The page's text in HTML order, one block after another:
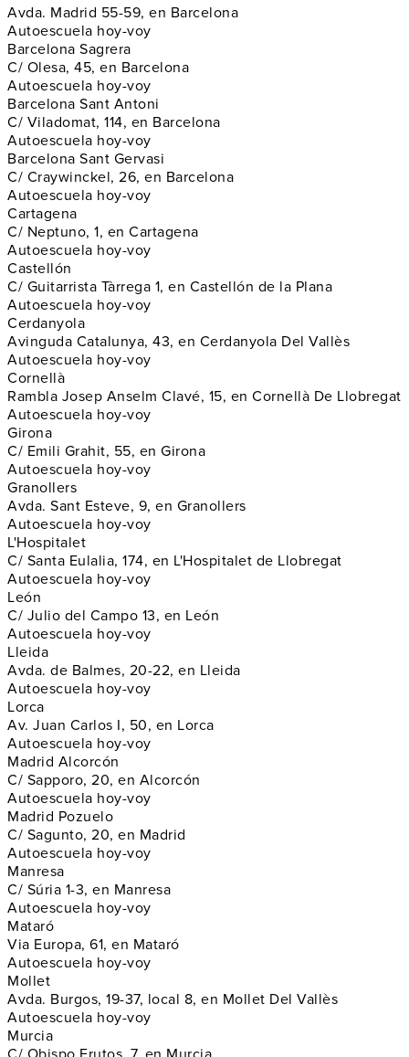
Avda. Madrid 55-59, en Barcelona
Autoescuela hoy-voy
Barcelona Sagrera
C/ Olesa, 45, en Barcelona
Autoescuela hoy-voy
Barcelona Sant Antoni
C/ Viladomat, 114, en Barcelona
Autoescuela hoy-voy
Barcelona Sant Gervasi
C/ Craywinckel, 26, en Barcelona
Autoescuela hoy-voy
Cartagena
C/ Neptuno, 1, en Cartagena
Autoescuela hoy-voy
Castellón
C/ Guitarrista Tàrrega 1, en Castellón de la Plana
Autoescuela hoy-voy
Cerdanyola
Avinguda Catalunya, 43, en Cerdanyola Del Vallès
Autoescuela hoy-voy
Cornellà
Rambla Josep Anselm Clavé, 15, en Cornellà De Llobregat
Autoescuela hoy-voy
Girona
C/ Emili Grahit, 55, en Girona
Autoescuela hoy-voy
Granollers
Avda. Sant Esteve, 9, en Granollers
Autoescuela hoy-voy
L'Hospitalet
C/ Santa Eulalia, 174, en L'Hospitalet de Llobregat
Autoescuela hoy-voy
León
C/ Julio del Campo 13, en León
Autoescuela hoy-voy
Lleida
Avda. de Balmes, 20-22, en Lleida
Autoescuela hoy-voy
Lorca
Av. Juan Carlos I, 50, en Lorca
Autoescuela hoy-voy
Madrid Alcorcón
C/ Sapporo, 20, en Alcorcón
Autoescuela hoy-voy
Madrid Pozuelo
C/ Sagunto, 20, en Madrid
Autoescuela hoy-voy
Manresa
C/ Súria 1-3, en Manresa
Autoescuela hoy-voy
Mataró
Via Europa, 61, en Mataró
Autoescuela hoy-voy
Mollet
Avda. Burgos, 19-37, local 8, en Mollet Del Vallès
Autoescuela hoy-voy
Murcia